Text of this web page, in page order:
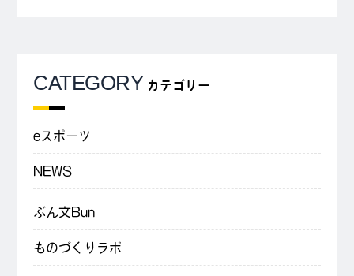
CATEGORY カテゴリー
eスポーツ
NEWS
ぶん文Bun
ものづくりラボ